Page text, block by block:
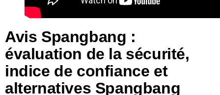
Avis Spangbang :
évaluation de la sécurité,
indice de confiance et
alternatives Spangbang